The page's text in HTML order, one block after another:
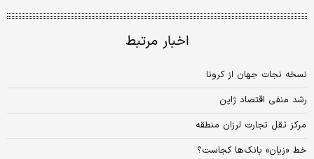
اخبار مرتبط
نسخه نجات جهان از کرونا
رشد منفی اقتصاد ژاپن
مرکز ثقل تجارت لرزان منطقه
خط «زیان» بانک‌ها کجاست؟